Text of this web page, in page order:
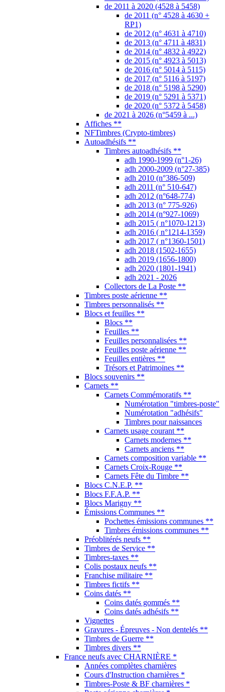
de 2011 à 2020 (4528 à 5458)
de 2011 (n° 4528 à 4630 +
RP1)
de 2012 (n° 4631 à 4710)
de 2013 (n° 4711 à 4831)
de 2014 (n° 4832 à 4922)
de 2015 (n° 4923 à 5013)
de 2016 (n° 5014 à 5115)
de 2017 (n° 5116 à 5197)
de 2018 (n° 5198 à 5290)
de 2019 (n° 5291 à 5371)
de 2020 (n° 5372 à 5458)
de 2021 à 2026 (n°5459 à ...)
Affiches **
NFTimbres (Crypto-timbres)
Autoadhésifs **
Timbres autoadhésifs **
adh 1990-1999 (n°1-26)
adh 2000-2009 (n°27-385)
adh 2010 (n°386-509)
adh 2011 (n° 510-647)
adh 2012 (n°648-774)
adh 2013 (n° 775-926)
adh 2014 (n°927-1069)
adh 2015 ( n°1070-1213)
adh 2016 ( n°1214-1359)
adh 2017 ( n°1360-1501)
adh 2018 (1502-1655)
adh 2019 (1656-1800)
adh 2020 (1801-1941)
adh 2021 - 2026
Collectors de La Poste **
Timbres poste aérienne **
Timbres personnalisés **
Blocs et feuilles **
Blocs **
Feuilles **
Feuilles personnalisées **
Feuilles poste aérienne **
Feuilles entières **
Trésors et Patrimoines **
Blocs souvenirs **
Carnets **
Carnets Commémoratifs **
Numérotation "timbres-poste"
Numérotation "adhésifs"
Timbres pour naissances
Carnets usage courant **
Carnets modernes **
Carnets anciens **
Carnets composition variable **
Carnets Croix-Rouge **
Carnets Fête du Timbre **
Blocs C.N.E.P. **
Blocs F.F.A.P. **
Blocs Marigny **
Émissions Communes **
Pochettes émissions communes **
Timbres émissions communes **
Préoblitérés neufs **
Timbres de Service **
Timbres-taxes **
Colis postaux neufs **
Franchise militaire **
Timbres fictifs **
Coins datés **
Coins datés gommés **
Coins datés adhésifs **
Vignettes
Gravures - Épreuves - Non dentelés **
Timbres de Guerre **
Timbres divers **
France neufs avec CHARNIÈRE *
Années complètes charnières
Cours d'Instruction charnières *
Timbres-Poste & BF charnières *